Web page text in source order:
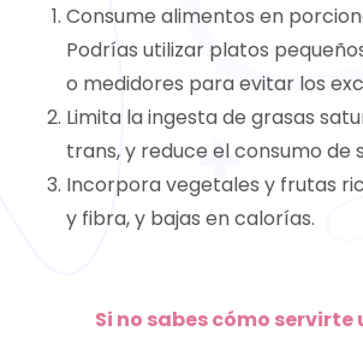
Consume alimentos en
Podrías utilizar platos
o medidores para evitar los
Limita la ingesta de grasas
trans, y reduce el consumo de
Incorpora vegetales y frutas
y fibra, y bajas en calorías.
Si no sabes cómo servirte